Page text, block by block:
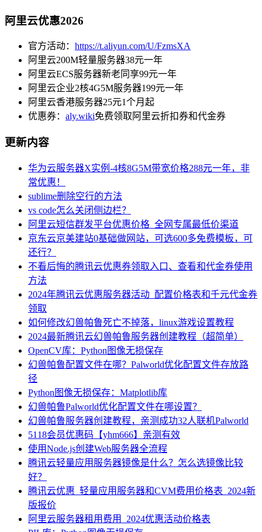
阿里云优惠2026
官方活动： https://t.aliyun.com/U/FzmsXA
阿里云200M轻量服务器38元一年
阿里云ECS服务器新老同享99元一年
阿里云企业2核4G5M服务器199元一年
阿里云香港服务器25元1个月起
优惠券： aly.wiki免费领取阿里云折扣券和代金券
更新内容
华为云服务器X实例-4核8G5M带宽价格288元一年，非
常优惠！
sublime删除空行的方法
vs code怎么关闭侧边栏？
阿里云短信群发平台优惠价格_全网专属最低价渠道
京东云京美建站0基础做网站，可选600多免费模板，可
还行？
不看后悔的腾讯云优惠券领取入口、查看和代金券使用
方法
2024年腾讯云优惠服务器活动_配置价格表和千元代金券
领取
如何修改幻兽帕鲁死亡不掉落，linux游戏设置教程
2024最新腾讯云幻兽帕鲁服务器创建教程（超简单）
OpenCV库：Python图像无损保存
幻兽帕鲁配置文件在哪？Palworld优化配置文件存放路
径
Python图像无损保存：Matplotlib库
幻兽帕鲁Palworld优化配置文件在哪设置？
幻兽帕鲁服务器创建教程，亲测成功32人联机Palworld
5118会员优惠码【yhm666】亲测有效
使用Node.js创建Web服务器全流程
腾讯云轻量应用服务器镜像是什么？怎么选镜像比较
好？
腾讯云优惠_轻量应用服务器和CVM费用价格表_2024新
版报价
阿里云服务器租用费用_2024优惠活动价格表